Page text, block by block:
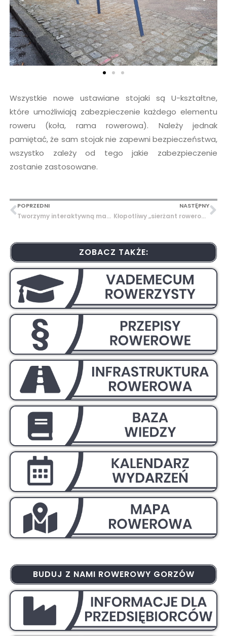
Wszystkie nowe ustawiane stojaki są U-kształtne,
które umożliwiają zabezpieczenie każdego elementu
roweru (koła, rama rowerowa). Należy jednak
pamiętać, że sam stojak nie zapewni bezpieczeństwa,
wszystko zależy od tego jakie zabezpieczenie
zostanie zastosowane.
POPRZEDNI
Tworzymy interaktywną mapę rowerową
NASTĘPNY
Kłopotliwy „sierżant rowerowy”
ZOBACZ TAKŻE:
BUDUJ Z NAMI ROWEROWY GORZÓW